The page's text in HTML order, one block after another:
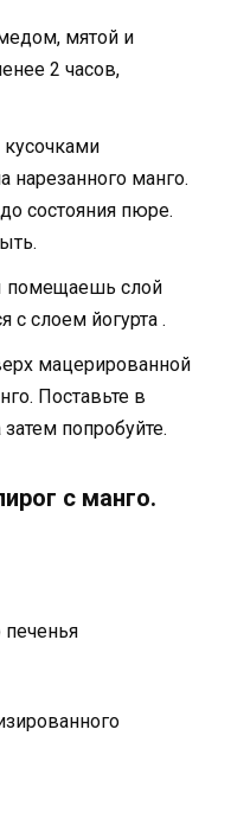
мятой и
2 часов,
кусочками
нарезанного манго.
состояния пюре.
помещаешь слой
слоем йогурта .
мацерированной
Поставьте в
попробуйте.
с манго.
печенья